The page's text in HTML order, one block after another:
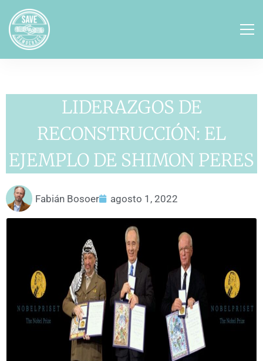
LIDERAZGOS DE
RECONSTRUCCIÓN: EL
EJEMPLO DE SHIMON PERES
Fabián Bosoer agosto 1, 2022